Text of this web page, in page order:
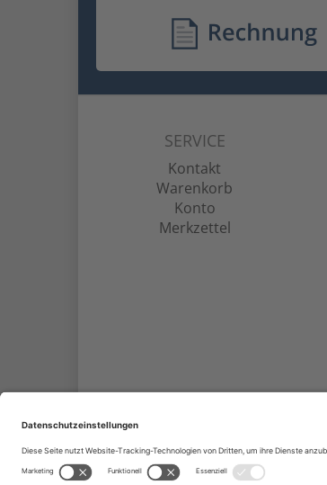
SERVICE
Kontakt
Warenkorb
Konto
Merkzettel